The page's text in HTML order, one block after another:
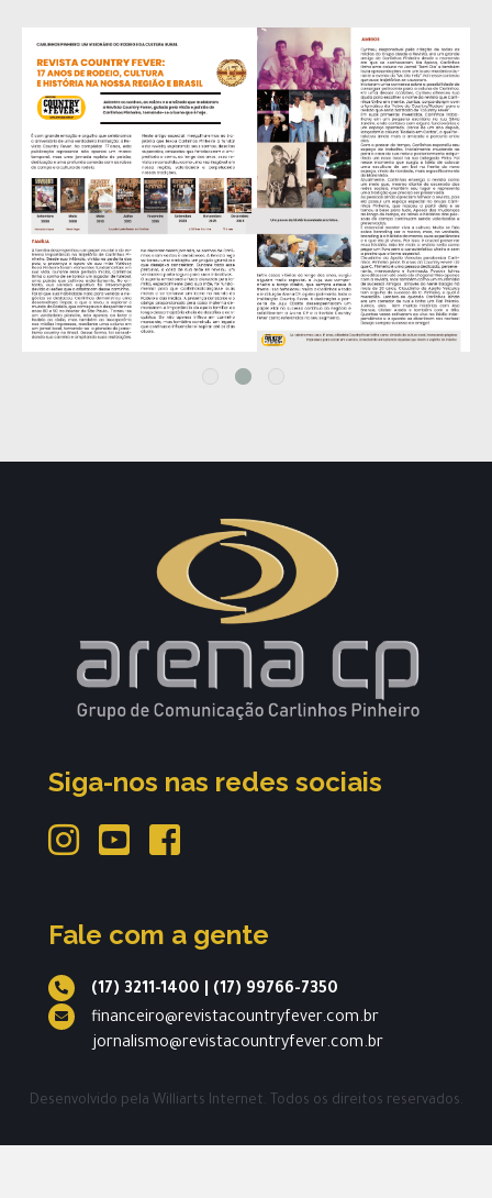
Siga-nos nas redes sociais
Fale com a gente
(17) 3211-1400
(17) 99766-7350
financeiro@revistacountryfever.com.br
jornalismo@revistacountryfever.com.br
Desenvolvido pela Williarts Internet. Todos os direitos reservados.